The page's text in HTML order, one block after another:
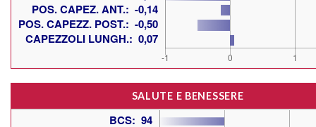
SALUTE E BENESSERE